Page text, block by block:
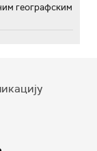
географским